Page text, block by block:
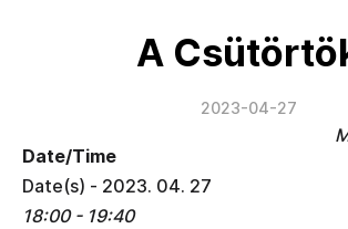
A
2023-04-27
Date/Time
Date(s) - 2023. 04. 27
18:00 - 19:40